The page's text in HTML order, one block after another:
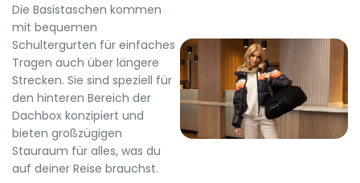
Die Basistaschen kommen
mit bequemen
Schultergurten für einfaches
Tragen auch über längere
Strecken. Sie sind speziell für
den hinteren Bereich der
Dachbox konzipiert und
bieten großzügigen
Stauraum für alles, was du
auf deiner Reise brauchst.